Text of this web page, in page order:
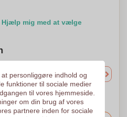
Hjælp mig med at vælge
personliggøre indhold og
funktioner til sociale medier
til vores hjemmeside.
om din brug af vores
partnere inden for sociale